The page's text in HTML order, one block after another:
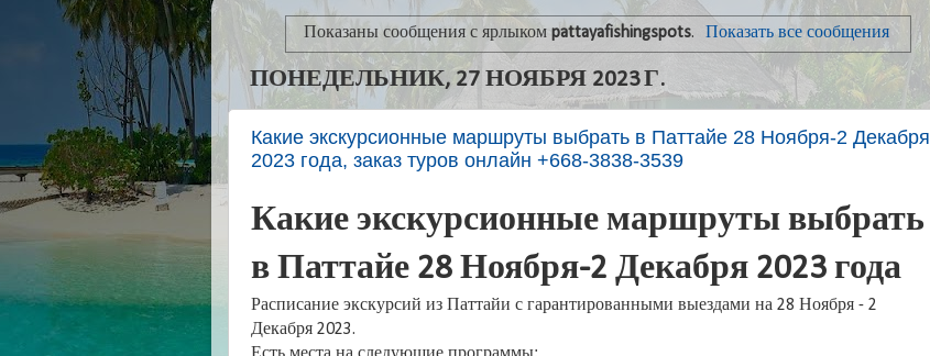
Показаны сообщения с ярлыком pattayafishingspots. Показать все сообщения
ПОНЕДЕЛЬНИК, 27 НОЯБРЯ 2023 Г.
Какие экскурсионные маршруты выбрать в Паттайе 28 Ноября-2 Декабря
2023 года, заказ туров онлайн +668-3838-3539
Какие экскурсионные маршруты выбрать
в Паттайе 28 Ноября-2 Декабря 2023 года
Расписание экскурсий из Паттайи с гарантированными выездами на 28 Ноября - 2
Декабря 2023.